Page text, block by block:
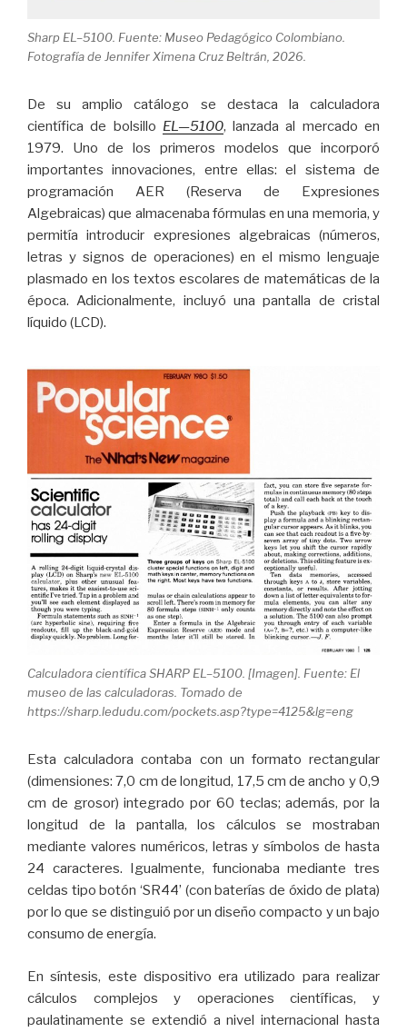
Sharp EL–5100. Fuente: Museo Pedagógico Colombiano.
Fotografía de Jennifer Ximena Cruz Beltrán, 2026.
De su amplio catálogo se destaca la calculadora
científica de bolsillo EL—5100, lanzada al mercado en
1979. Uno de los primeros modelos que incorporó
importantes innovaciones, entre ellas: el sistema de
programación AER (Reserva de Expresiones
Algebraicas) que almacenaba fórmulas en una memoria, y
permitía introducir expresiones algebraicas (números,
letras y signos de operaciones) en el mismo lenguaje
plasmado en los textos escolares de matemáticas de la
época. Adicionalmente, incluyó una pantalla de cristal
líquido (LCD).
Calculadora científica SHARP EL–5100. [Imagen]. Fuente: El
museo de las calculadoras. Tomado de
https://sharp.ledudu.com/pockets.asp?type=4125&lg=eng
Esta calculadora contaba con un formato rectangular
(dimensiones: 7,0 cm de longitud, 17,5 cm de ancho y 0,9
cm de grosor) integrado por 60 teclas; además, por la
longitud de la pantalla, los cálculos se mostraban
mediante valores numéricos, letras y símbolos de hasta
24 caracteres. Igualmente, funcionaba mediante tres
celdas tipo botón ‘SR44’ (con baterías de óxido de plata)
por lo que se distinguió por un diseño compacto y un bajo
consumo de energía.
En síntesis, este dispositivo era utilizado para realizar
cálculos complejos y operaciones científicas, y
paulatinamente se extendió a nivel internacional hasta